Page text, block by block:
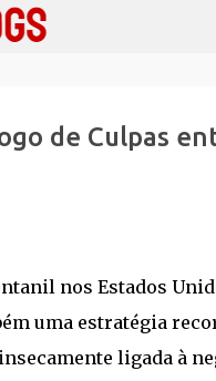
de Culpas
nos Estados
uma estratégia
ligada à